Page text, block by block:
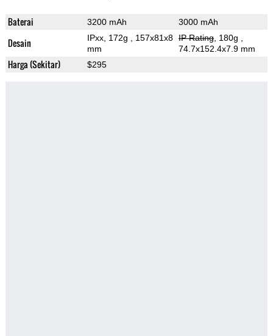
Baterai 3200 mAh 3000 mAh
Desain IPxx, 172g
, 157x81x8
mm
IP Rating, 180g
74.7x152.4x7.9 mm
Harga (Sekitar) $295